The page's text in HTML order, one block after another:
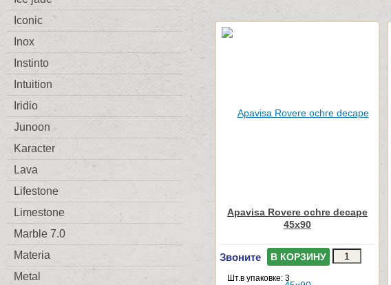
Iconic
Inox
Instinto
Intuition
Iridio
Junoon
Karacter
Lava
Lifestone
Limestone
Marble 7.0
Materia
Metal
Apavisa Rovere ochre decape
45x90
Звоните В КОРЗИНУ
Шт.в упаковке: 3